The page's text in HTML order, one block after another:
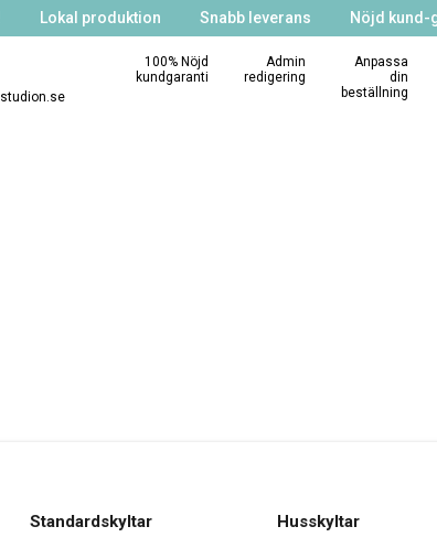
Lokal produktion Snabb leverans Nöjd kund-
100% Nöjd
kundgaranti
Admin
redigering
Anpassa
din
beställning
Standardskyltar Husskyltar